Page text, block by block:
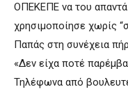
ΟΠΕΚΕΠΕ να του
χρησιμοποίησε χωρίς
Παπάς στη συνέχεια
«Δεν είχα ποτέ
Τηλέφωνα από